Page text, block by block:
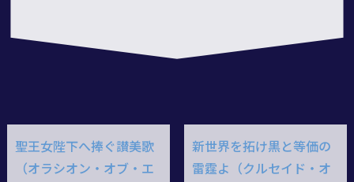
聖王女陛下へ捧ぐ讃美歌
（オラシオン・オブ・エ
新世界を拓け黒と等価の
雷霆よ（クルセイド・オ